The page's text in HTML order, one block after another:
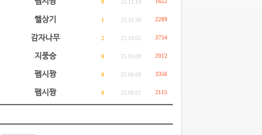
0 25.11.19 1652
헬상기 1 25.10.30 2289
감자나무 2 25.10.05 3754
지풍승 0 25.09.08 2012
펩시짱 0 25.08.08 3356
펩시짱 0 25.08.02 2115